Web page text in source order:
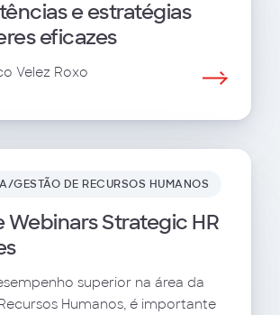
e estratégias
eficazes
Velez Roxo
GESTÃO DE RECURSOS HUMANOS
Webinars Strategic HR
superior na área da
Humanos, é importante